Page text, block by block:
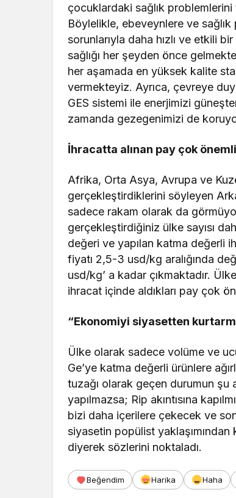
çocuklardaki sağlık
Böylelikle, ebeveynlere ve sağlık
sorunlarıyla daha hızlı ve etkili
sağlığı her şeyden önce
her aşamada en yüksek kalite
vermekteyiz. Ayrıca, çevreye
GES sistemi ile enerjimizi
zamanda gezegenimizi de
İhracatta alınan pay çok önemli
Afrika, Orta Asya, Avrupa ve
gerçekleştirdiklerini söyleyen
sadece rakam olarak da
gerçekleştirdiğiniz ülke sayısı
değeri ve yapılan katma değerli
fiyatı 2,5-3 usd/kg aralığında
usd/kg’ a kadar çıkmaktadır.
ihracat içinde aldıkları pay çok
“Ekonomiyi siyasetten
Ülke olarak sadece volüme ve
Ge’ye katma değerli ürünlere
tuzağı olarak geçen durumun şu
yapılmazsa; Rip akıntısına
bizi daha içerilere çekecek ve
siyasetin popülist
diyerek sözlerini noktaladı.
Beğendim Harika Haha